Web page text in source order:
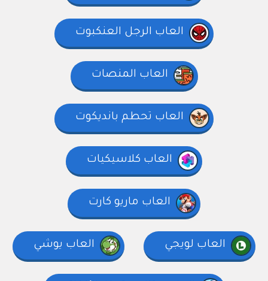
العاب الرجل العنكبوت
العاب المنصات
العاب تحطم بانديكوت
العاب كلاسيكيات
العاب ماريو كارت
العاب لويجي العاب يوشي